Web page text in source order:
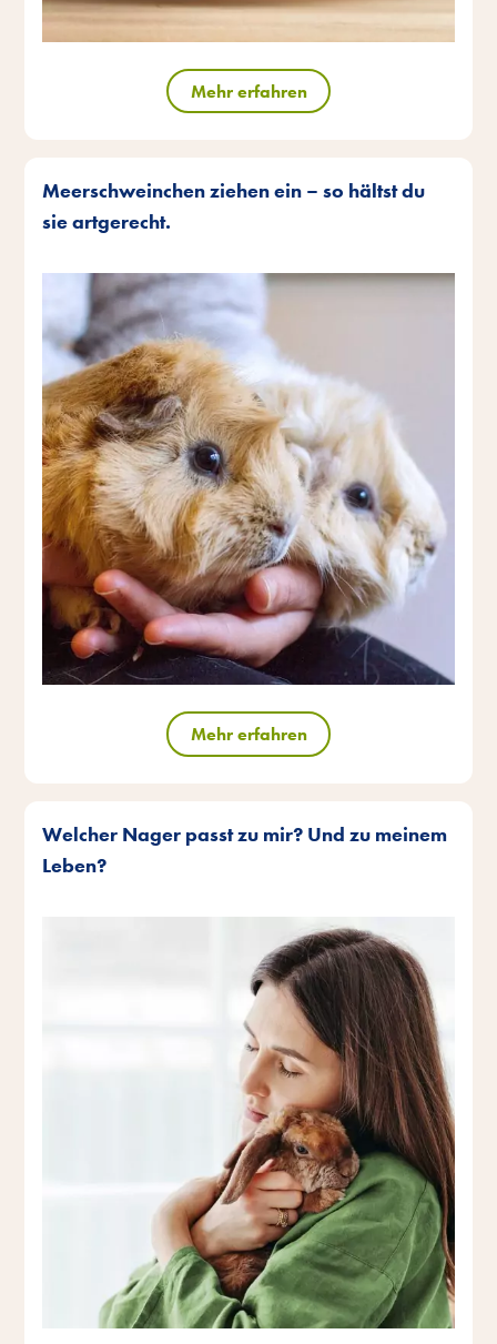
Mehr erfahren
Meerschweinchen ziehen ein – so hältst du
sie artgerecht.
Mehr erfahren
Welcher Nager passt zu mir? Und zu meinem
Leben?